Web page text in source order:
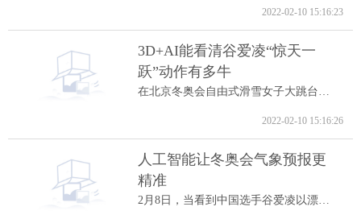
2022-02-10 15:16:23
3D+AI能看清谷爱凌“惊天一
跃”动作有多牛
2022-02-10 15:16:26
人工智能让冬奥会气象预报更
精准